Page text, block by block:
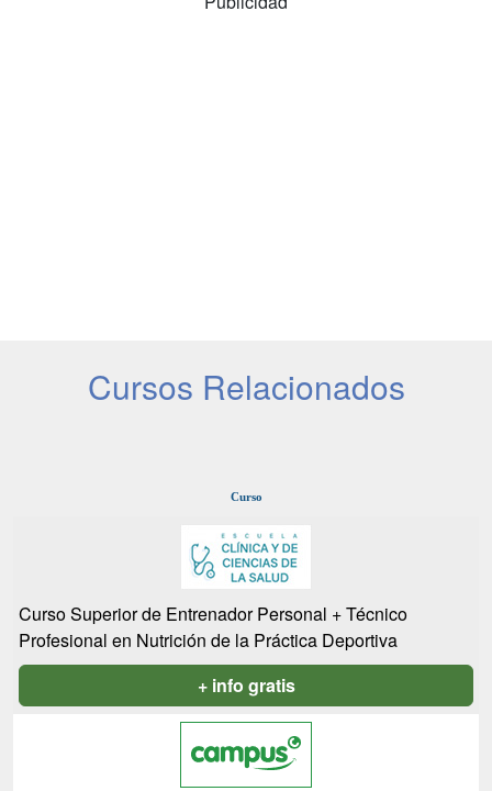
Cursos Relacionados
Curso
Curso Superior de Entrenador Personal + Técnico
Profesional en Nutrición de la Práctica Deportiva
+ info gratis